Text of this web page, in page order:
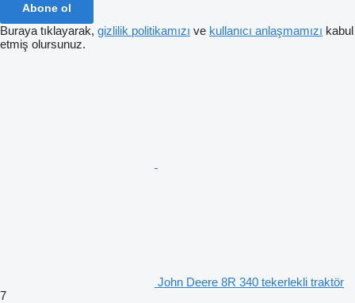
Abone ol
Buraya tıklayarak, gizlilik politikamızı ve kullanıcı anlaşmamızı kabul
etmiş olursunuz.
John Deere 8R 340 tekerlekli traktör
7